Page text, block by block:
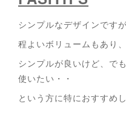
シンプルなデザインですが
程よいボリュームもあり
シンプルが良いけど、で
使いたい・・
という方に特におすすめ